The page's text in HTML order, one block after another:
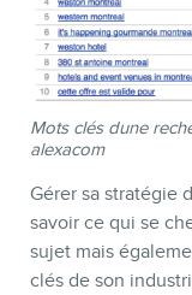
Mots clés dune
alexacom
Gérer sa stratégie
savoir ce qui se
sujet mais
clés de son